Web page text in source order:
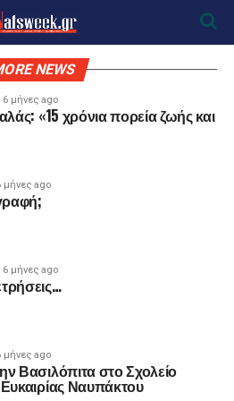
NEWS
6 μήνες ago
«15 χρόνια πορεία ζωής και
μήνες ago
6 μήνες ago
μήνες ago
Βασιλόπιτα στο Σχολείο
Ναυπάκτου